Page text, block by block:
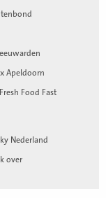
Apeldoorn
Food Fast
Nederland
over